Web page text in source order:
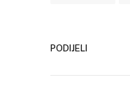
PODIJELI